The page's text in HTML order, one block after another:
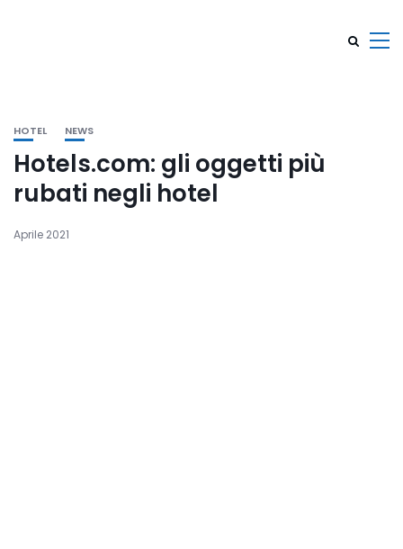
HOTEL NEWS
Hotels.com: gli oggetti più
rubati negli hotel
Aprile 2021